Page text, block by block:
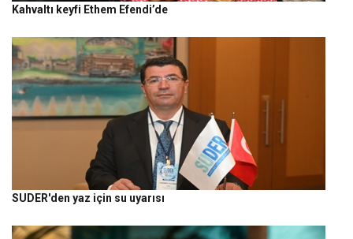
Kahvaltı keyfi Ethem Efendi’de
SUDER'den yaz için su uyarısı